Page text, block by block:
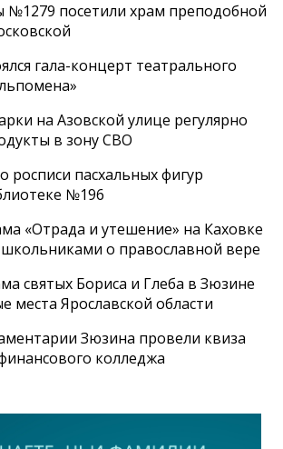
посетили храм преподобной
гала-концерт театрального
на Азовской улице регулярно
в зону СВО
росписи пасхальных фигур
№196
«Отрада и утешение» на Каховке
о православной вере
святых Бориса и Глеба в Зюзине
места Ярославской области
Зюзина провели квиза
колледжа